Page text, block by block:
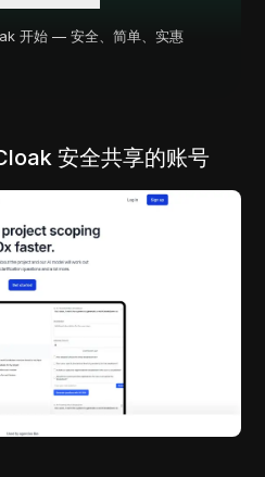
开始 — 安全、简单、实惠
安全共享的账号